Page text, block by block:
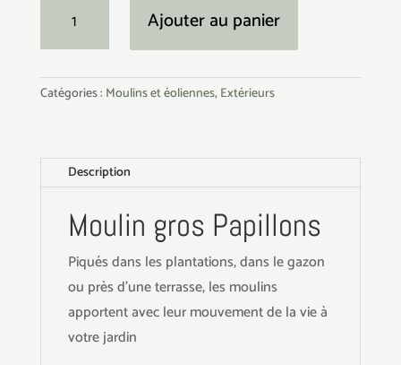
Moulin
gros
Papillons
Ajouter au panier
Catégories : Moulins et éoliennes, Extérieurs
Description
Moulin gros Papillons
Piqués dans les plantations, dans le gazon
ou près d'une terrasse, les moulins
apportent avec leur mouvement de la vie à
votre jardin